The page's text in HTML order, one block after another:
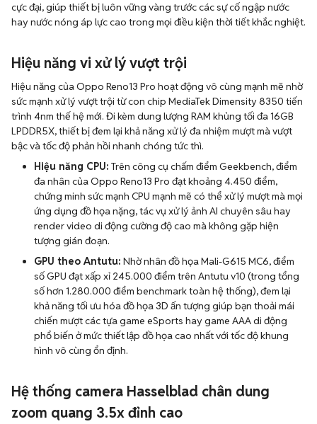
cực đại, giúp thiết bị luôn vững vàng trước các sự cố ngập nước
hay nước nóng áp lực cao trong mọi điều kiện thời tiết khắc nghiệt.
Hiệu năng vi xử lý vượt trội
Hiệu năng của Oppo Reno13 Pro hoạt động vô cùng mạnh mẽ nhờ
sức mạnh xử lý vượt trội từ con chip MediaTek Dimensity 8350 tiến
trình 4nm thế hệ mới. Đi kèm dung lượng RAM khủng tối đa 16GB
LPDDR5X, thiết bị đem lại khả năng xử lý đa nhiệm mượt mà vượt
bậc và tốc độ phản hồi nhanh chóng tức thì.
Hiệu năng CPU: Trên công cụ chấm điểm Geekbench, điểm
đa nhân của Oppo Reno13 Pro đạt khoảng 4.450 điểm,
chứng minh sức mạnh CPU mạnh mẽ có thể xử lý mượt mà mọi
ứng dụng đồ họa nặng, tác vụ xử lý ảnh AI chuyên sâu hay
render video di động cường độ cao mà không gặp hiện
tượng gián đoạn.
GPU theo Antutu: Nhờ nhân đồ họa Mali-G615 MC6, điểm
số GPU đạt xấp xỉ 245.000 điểm trên Antutu v10 (trong tổng
số hơn 1.280.000 điểm benchmark toàn hệ thống), đem lại
khả năng tối ưu hóa đồ họa 3D ấn tượng giúp bạn thoải mái
chiến mượt các tựa game eSports hay game AAA di động
phổ biến ở mức thiết lập đồ họa cao nhất với tốc độ khung
hình vô cùng ổn định.
Hệ thống camera Hasselblad chân dung
zoom quang 3.5x đỉnh cao